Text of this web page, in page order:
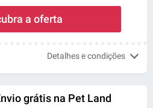
a oferta
Detalhes e condições
grátis na Pet Land